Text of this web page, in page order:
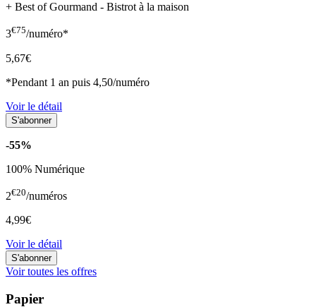
+ Best of Gourmand - Bistrot à la maison
3€75/numéro*
5,67€
*Pendant 1 an puis 4,50/numéro
Voir le détail
-55%
100% Numérique
2€20/numéros
4,99€
Voir le détail
Voir toutes les offres
Papier